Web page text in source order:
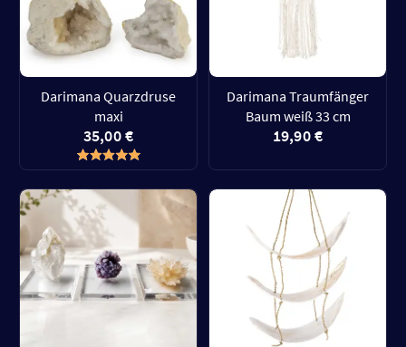
Darimana Quarzdruse
maxi
35,00 €
Darimana Traumfänger
Baum weiß 33 cm
19,90 €